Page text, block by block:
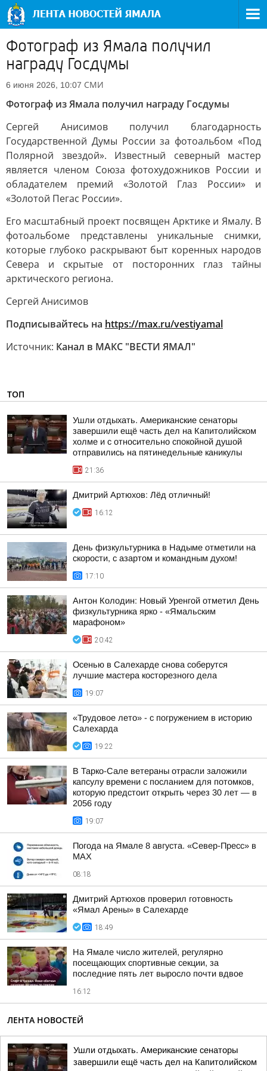
Фотограф из Ямала получил
награду Госдумы
6 июня 2026, 10:07 СМИ
Фотограф из Ямала получил награду Госдумы
Сергей Анисимов получил благодарность
Государственной Думы России за фотоальбом «Под
Полярной звездой». Известный северный мастер
является членом Союза фотохудожников России и
обладателем премий «Золотой Глаз России» и
«Золотой Пегас России».
Его масштабный проект посвящен Арктике и Ямалу. В
фотоальбоме представлены уникальные снимки,
которые глубоко раскрывают быт коренных народов
Севера и скрытые от посторонних глаз тайны
арктического региона.
Сергей Анисимов
Подписывайтесь на https://max.ru/vestiyamal
Источник: Канал в МАКС "ВЕСТИ ЯМАЛ"
ТОП
Ушли отдыхать. Американские сенаторы
завершили ещё часть дел на Капитолийском
холме и с относительно спокойной душой
отправились на пятинедельные каникулы
21:36
Дмитрий Артюхов: Лёд отличный!
16:12
День физкультурника в Надыме отметили на
скорости, с азартом и командным духом!
17:10
Антон Колодин: Новый Уренгой отметил День
физкультурника ярко - «Ямальским
марафоном»
20:42
Осенью в Салехарде снова соберутся
лучшие мастера косторезного дела
19:07
«Трудовое лето» - с погружением в историю
Салехарда
19:22
В Тарко-Сале ветераны отрасли заложили
капсулу времени с посланием для потомков,
которую предстоит открыть через 30 лет — в
2056 году
19:07
Погода на Ямале 8 августа. «Север-Пресс» в
MAX
08:18
Дмитрий Артюхов проверил готовность
«Ямал Арены» в Салехарде
18:49
На Ямале число жителей, регулярно
посещающих спортивные секции, за
последние пять лет выросло почти вдвое
16:12
ЛЕНТА НОВОСТЕЙ
Ушли отдыхать. Американские сенаторы
завершили ещё часть дел на Капитолийском